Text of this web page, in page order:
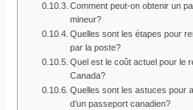
Comment peut-on obtenir un
mineur?
Quelles sont les étapes pour
par la poste?
Quel est le coût actuel pour le
Canada?
Quelles sont les astuces pour
d’un passeport canadien?